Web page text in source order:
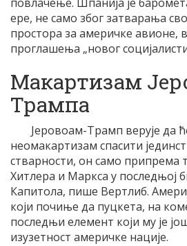
ере, не само због затварања
простора за америчке авионе,
проглашења „новог
Макартизам
Трампа
Јеровоам-Трамп верује да
неомакартизам спасити
стварности, он само припрема
Хитлера и Маркса у последњој
Капитола, пише Вертлиб.
који почиње да пуцкета, на
последњи елемент који му је
изузетност америчке нације.